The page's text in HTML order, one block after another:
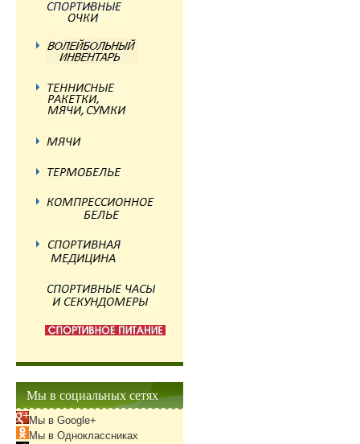
Мы в социальных сетях
Мы в Google+
Мы в Одноклассниках